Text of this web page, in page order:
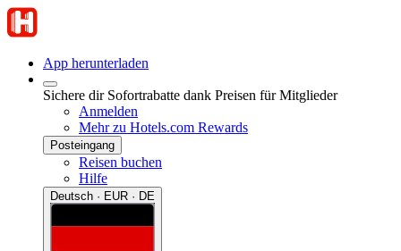
App herunterladen
Sichere dir Sofortrabatte dank Preisen für Mitglieder
Anmelden
Mehr zu Hotels.com Rewards
Posteingang
Reisen buchen
Hilfe
Deutsch · EUR · DE